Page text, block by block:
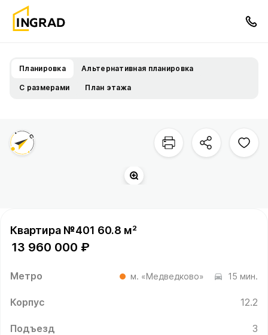
Планировка Альтернативная планировка
С размерами План этажа
Квартира №401 60.8 м²
13 960 000 ₽
Метро м. «Медведково» 15 мин.
Корпус 12.2
Подъезд 3